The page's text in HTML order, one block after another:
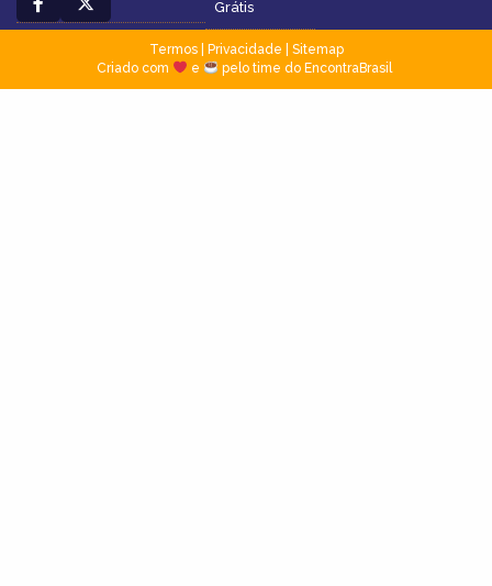
Grátis
Termos| Privacidade
Sitemap
Criado com
e pelo time do EncontraBrasil